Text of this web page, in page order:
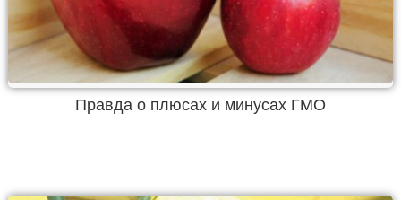
Правда о плюсах и минусах ГМО